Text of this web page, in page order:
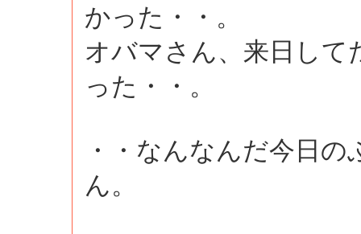
かった・・。
オバマさん、来日して
った・・。
・・なんなんだ今日
ん。